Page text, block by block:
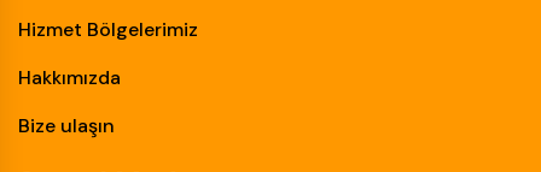
Hizmet Bölgelerimiz
Hakkımızda
Bize ulaşın